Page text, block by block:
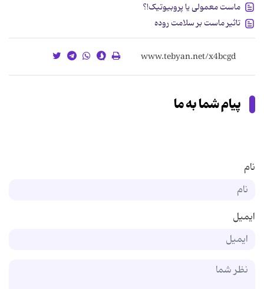
ماست معمولی یا پروبیوتیک!؟
تاثیر ماست بر سلامت روده
پیام شما به ما
نام
ایمیل